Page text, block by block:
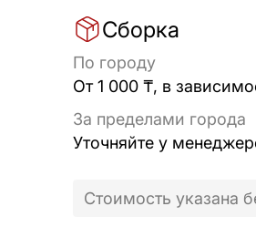
Сборка
По городу
От 1 000 ₸, в
За пределами города
Уточняйте у
Стоимость указана